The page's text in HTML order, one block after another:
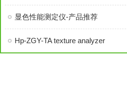
显色性能测定仪-产品推荐
Hp-ZGY-TA texture analyzer